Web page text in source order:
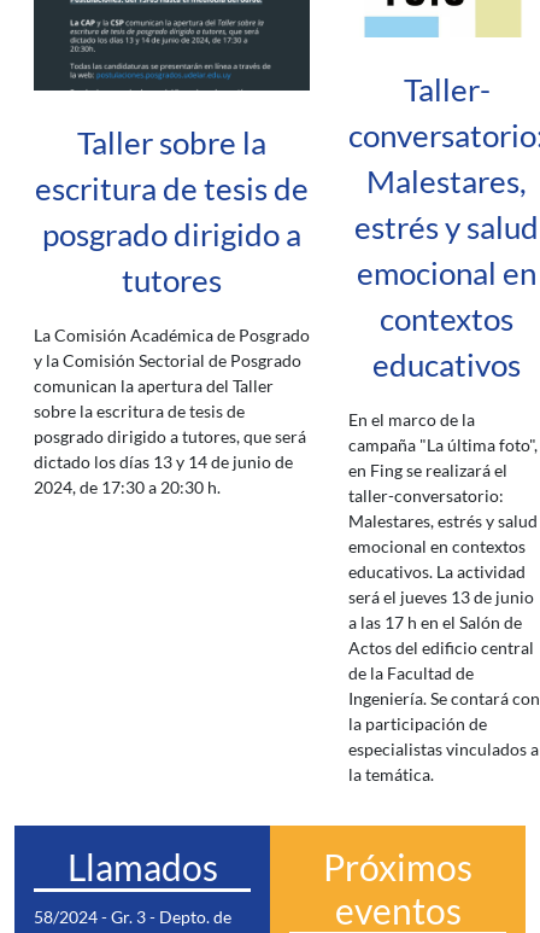
Taller sobre la
escritura de tesis de
posgrado dirigido a
tutores
La Comisión Académica de Posgrado
y la Comisión Sectorial de Posgrado
comunican la apertura del Taller
sobre la escritura de tesis de
posgrado dirigido a tutores, que será
dictado los días 13 y 14 de junio de
2024, de 17:30 a 20:30 h.
Taller-
Malestares,
estrés y salud
emocional en
contextos
educativos
En el marco de la
campaña "La última foto",
en Fing se realizará el
taller-conversatorio:
Malestares, estrés y salud
emocional en contextos
educativos. La actividad
será el jueves 13 de junio
a las 17 h en el Salón de
Actos del edificio central
de la Facultad de
Ingeniería. Se contará con
la participación de
especialistas vinculados a
la temática.
Llamados
58/2024 - Gr. 3 - Depto. de
Próximos
eventos